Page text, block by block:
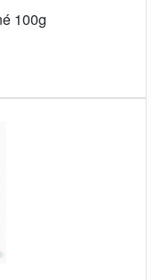
100g